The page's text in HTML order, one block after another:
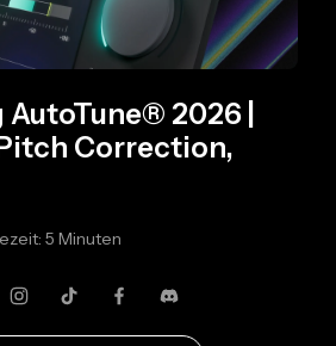
2026 |
Correction,
5 Minuten
Instagram
TikTokFacebookZwietracht